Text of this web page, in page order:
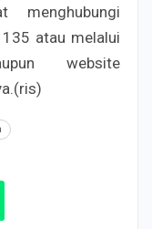
menghubungi
atau melalui
website